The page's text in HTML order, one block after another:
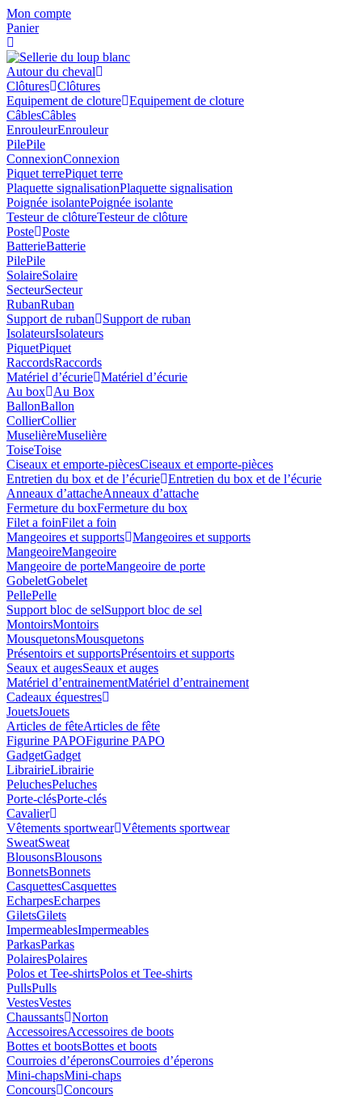
Skip
to
content
Mon compte
Panier
Autour du cheval
Clôtures Clôtures
Equipement de cloture Equipement de cloture
CâblesCâbles
EnrouleurEnrouleur
PilePile
ConnexionConnexion
Piquet terrePiquet terre
Plaquette signalisationPlaquette signalisation
Poignée isolantePoignée isolante
Testeur de clôtureTesteur de clôture
Poste Poste
BatterieBatterie
PilePile
SolaireSolaire
SecteurSecteur
RubanRuban
Support de ruban
Support de ruban
IsolateursIsolateurs
PiquetPiquet
RaccordsRaccords
Matériel d’écurie Matériel d’écurie
Au box
Au Box
BallonBallon
CollierCollier
MuselièreMuselière
ToiseToise
Ciseaux et emporte-piècesCiseaux et emporte-pièces
Entretien du box et de l’écurie Entretien du box et de l’écurie
Anneaux d’attacheAnneaux d’attache
Fermeture du boxFermeture du box
Filet a foinFilet a foin
Mangeoires et supports Mangeoires et supports
MangeoireMangeoire
Mangeoire de porteMangeoire de porte
GobeletGobelet
PellePelle
Support bloc de selSupport bloc de sel
MontoirsMontoirs
MousquetonsMousquetons
Présentoirs et supportsPrésentoirs et supports
Seaux et augesSeaux et auges
Matériel d’entrainementMatériel d’entrainement
Cadeaux équestres
JouetsJouets
Articles de fêteArticles de fête
Figurine PAPOFigurine PAPO
GadgetGadget
LibrairieLibrairie
PeluchesPeluches
Porte-clésPorte-clés
Cavalier
Vêtements sportwear Vêtements sportwear
SweatSweat
BlousonsBlousons
BonnetsBonnets
CasquettesCasquettes
EcharpesEcharpes
GiletsGilets
ImpermeablesImpermeables
ParkasParkas
PolairesPolaires
Polos et Tee-shirtsPolos et Tee-shirts
PullsPulls
VestesVestes
Chaussants Norton
AccessoiresAccessoires de boots
Bottes et bootsBottes et boots
Courroies d’éperonsCourroies d’éperons
Mini-chapsMini-chaps
Concours Concours